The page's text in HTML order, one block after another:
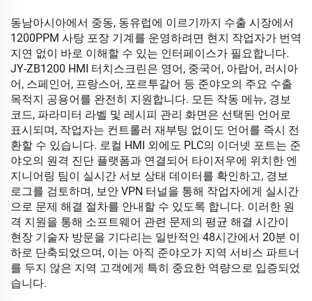
동남아시아에서 중동, 동유럽에 이르기까지 수출 시장에서
1200PPM 사탕 포장 기계를 운영하려면 현지 작업자가 번역
지연 없이 바로 이해할 수 있는 인터페이스가 필요합니다.
JY-ZB1200 HMI 터치스크린은 영어, 중국어, 아랍어, 러시아
어, 스페인어, 프랑스어, 포르투갈어 등 준야오의 주요 수출
목적지 공용어를 완전히 지원합니다. 모든 작동 메뉴, 경보
코드, 파라미터 라벨 및 레시피 관리 화면은 선택된 언어로
표시되며, 작업자는 컨트롤러 재부팅 없이도 언어를 즉시 전
환할 수 있습니다. 로컬 HMI 외에도 PLC의 이더넷 포트는 준
야오의 원격 진단 플랫폼과 연결되어 타이저우에 위치한 엔
지니어링 팀이 실시간 서보 상태 데이터를 확인하고, 경보
로그를 검토하며, 보안 VPN 터널을 통해 작업자에게 실시간
으로 문제 해결 절차를 안내할 수 있도록 합니다. 이러한 원
격 지원을 통해 소프트웨어 관련 문제의 평균 해결 시간이
현장 기술자 방문을 기다리는 일반적인 48시간에서 20분 이
하로 단축되었으며, 이는 아직 준야오가 지역 서비스 파트너
를 두지 않은 지역 고객에게 특히 중요한 역량으로 입증되었
습니다.